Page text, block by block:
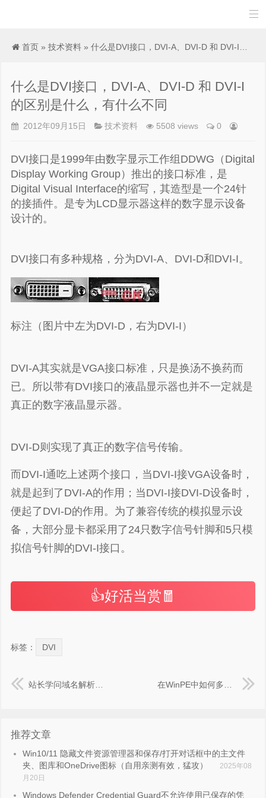

首页 » 技术资料 » 什么是DVI接口，DVI-A、DVI-D 和 DVI-I的区别是什么，有什么不同
什么是DVI接口，DVI-A、DVI-D 和 DVI-I
的区别是什么，有什么不同
2012年09月15日 技术资料 5508 views 0
DVI接口是1999年由数字显示工作组DDWG（Digital
Display Working Group）推出的接口标准，是
Digital Visual Interface的缩写，其造型是一个24针
的接插件。是专为LCD显示器这样的数字显示设备
设计的。
DVI接口有多种规格，分为DVI-A、DVI-D和DVI-I。
标注（图片中左为DVI-D，右为DVI-I）
DVI-A其实就是VGA接口标准，只是换汤不换药而
已。所以带有DVI接口的液晶显示器也并不一定就是
真正的数字液晶显示器。
DVI-D则实现了真正的数字信号传输。
而DVI-I通吃上述两个接口，当DVI-I接VGA设备时，
就是起到了DVI-A的作用；当DVI-I接DVI-D设备时，
便起了DVI-D的作用。为了兼容传统的模拟显示设
备，大部分显卡都采用了24只数字信号针脚和5只模
拟信号针脚的DVI-I接口。
（微信扫一扫或长按识别）
👍好活当赏🧧
标签： DVI
站长学问域名解析TTL值设置多少合适 在WinPE中如何多建立一个Ramdisk盘 Y:\ NVPE教程
推荐文章
Win10/11 隐藏文件资源管理器和保存/打开对话框中的主文件
夹、图库和OneDrive图标（自用亲测有效，猛攻）
2025年08
月20日
Windows Defender Credential Guard不允许使用已保存的凭